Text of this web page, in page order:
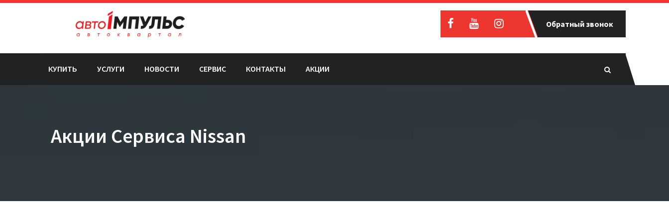
Обратный звонок
КУПИТЬ УСЛУГИ НОВОСТИ СЕРВИС КОНТАКТЫ АКЦИИ
Акции Сервиса Nissan